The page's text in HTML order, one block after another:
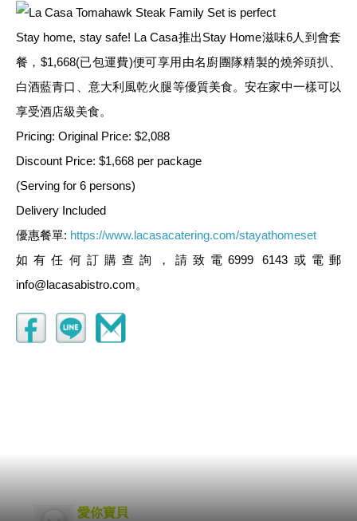
Stay home, stay safe! La Casa推出Stay Home滋味6人到會套
餐，$1,668(已包運費)便可享用由名廚團隊精製的燒斧頭扒、
白酒藍青口、意大利風乾火腿等優質美食。安在家中一樣可以
享受酒店級美食。
Pricing: Original Price: $2,088
Discount Price: $1,668 per package
(Serving for 6 persons)
Delivery Included
優惠餐單: https://www.lacasacatering.com/stayathomeset
如有任何訂購查詢，請致電6999 6143或電郵
info@lacasabistro.com。
愛你寶貝